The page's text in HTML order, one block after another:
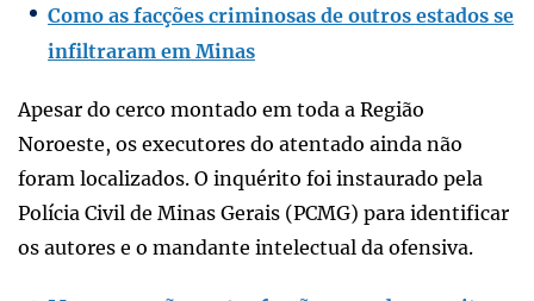
Como as facções criminosas de outros estados se
infiltraram em Minas
Apesar do cerco montado em toda a Região
Noroeste, os executores do atentado ainda não
foram localizados. O inquérito foi instaurado pela
Polícia Civil de Minas Gerais (PCMG) para identificar
os autores e o mandante intelectual da ofensiva.